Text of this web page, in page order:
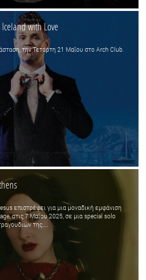
with Love
την Τετάρτη 21 Μαΐου στο Arch Club.
επιστρέφει για μια μοναδική εμφάνιση
στις 7 Μαΐου 2025, σε μια special solo
της....